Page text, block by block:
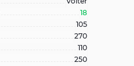
18
105
270
110
250